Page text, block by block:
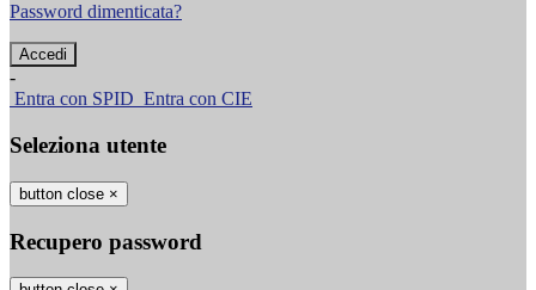
Password dimenticata?
-
Entra con SPID Entra con CIE
Seleziona utente
button close ×
Recupero password